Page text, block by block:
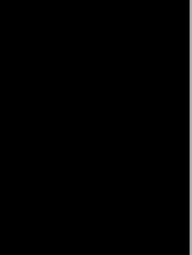
Island, Georgia,
arial views shown,
on Tybee,
of for some
I am a Savannah
banks..